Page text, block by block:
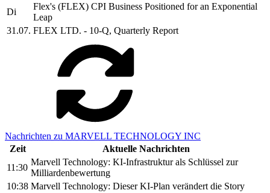
Di
Flex's (FLEX) CPI Business Positioned for an Exponential
Leap
31.07. FLEX LTD. - 10-Q, Quarterly Report
Nachrichten zu MARVELL TECHNOLOGY INC
Zeit
Aktuelle Nachrichten
11:30
Marvell Technology: KI-Infrastruktur als Schlüssel zur
Milliardenbewertung
10:38 Marvell Technology: Dieser KI-Plan verändert die Story